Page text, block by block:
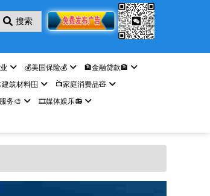
搜索
💰美国保险💰
🏦金融贷款🏦
筑材料🪟
📺家庭消费品🧸
务🎨
🎞️媒体娱乐📻